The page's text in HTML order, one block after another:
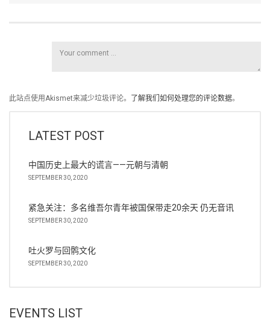
此站点使用Akismet来减少垃圾评论。 了解我们如何处理您的评论数据。
LATEST POST
中国历史上最大的谎言——元朝与清朝
SEPTEMBER 30, 2020
紧急关注：多名维吾尔青年被国保带走20余天 仍无音讯
SEPTEMBER 30, 2020
吐火罗与回鹘文化
SEPTEMBER 30, 2020
EVENTS LIST